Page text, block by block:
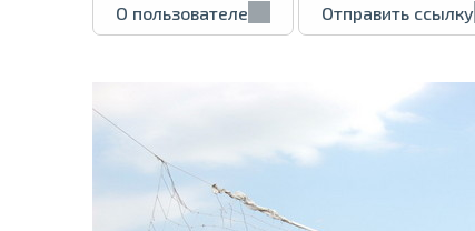
О пользователе Отправить ссылку